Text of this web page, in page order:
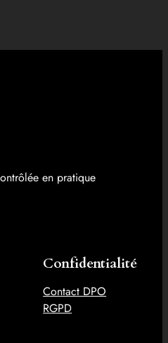
en pratique
Confidentialité
Contact DPO
RGPD